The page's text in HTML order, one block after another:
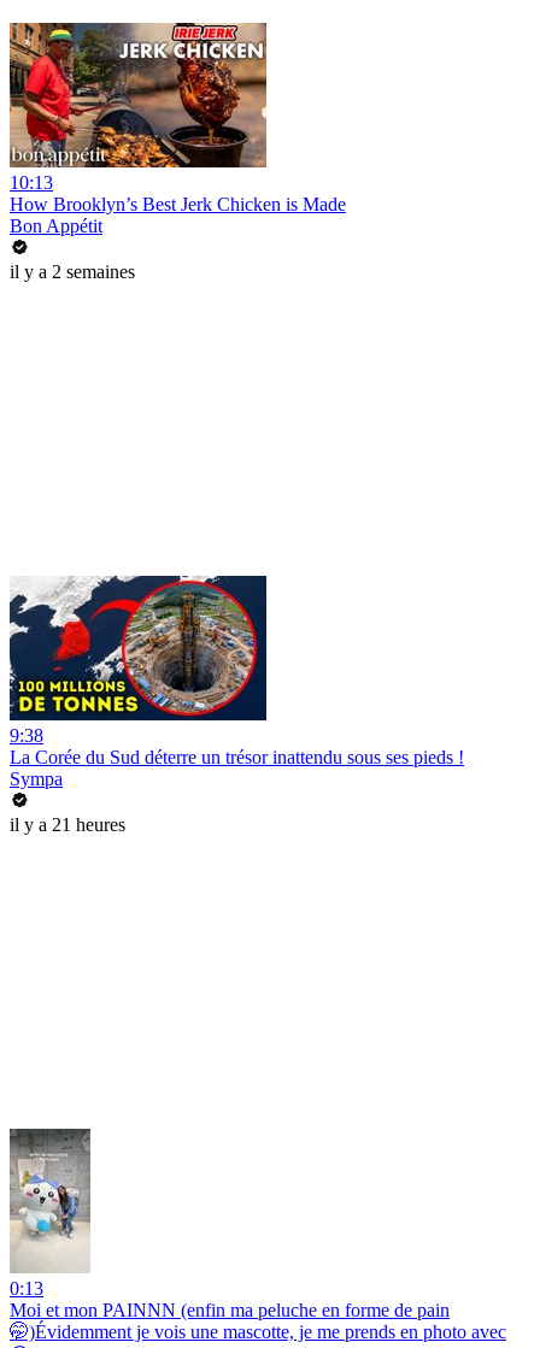
10:13
How Brooklyn’s Best Jerk Chicken is Made
Bon Appétit
il y a 2 semaines
9:38
La Corée du Sud déterre un trésor inattendu sous ses pieds !
Sympa
il y a 21 heures
0:13
Moi et mon PAINNN (enfin ma peluche en forme de pain
🤭)Évidemment je vois une mascotte, je me prends en photo avec